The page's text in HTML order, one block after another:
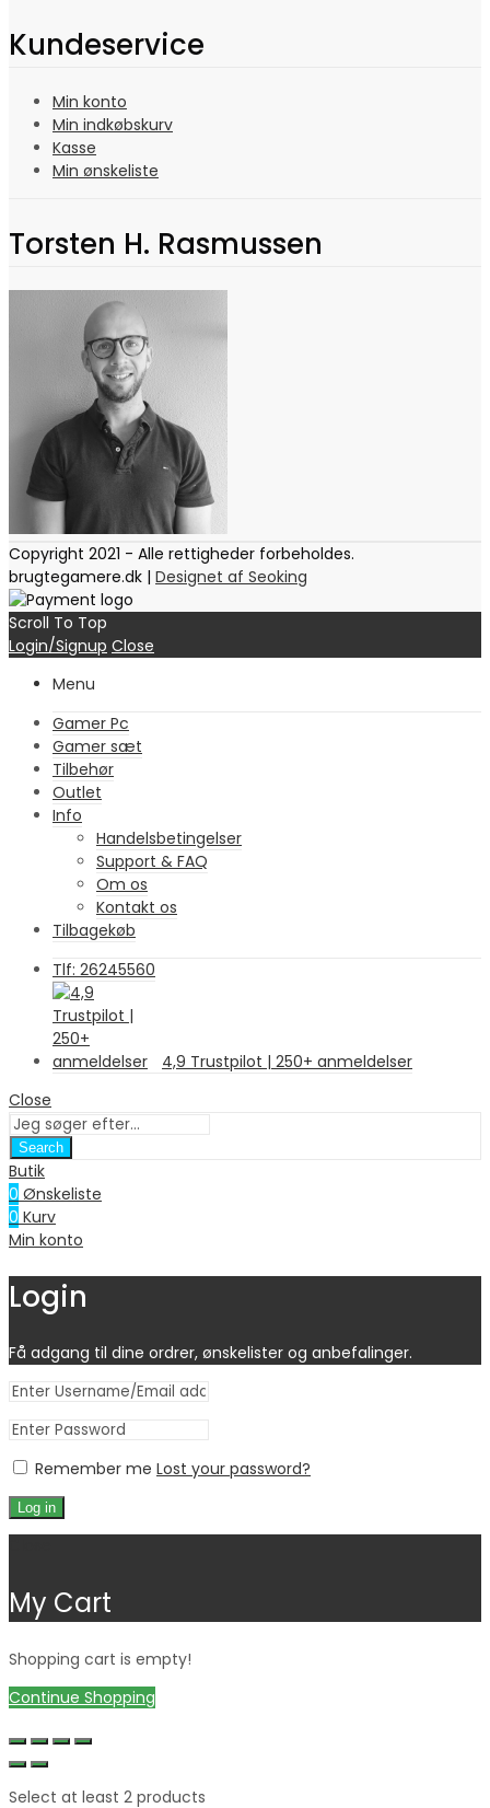
Kundeservice
Min konto
Min indkøbskurv
Kasse
Min ønskeliste
Torsten H. Rasmussen
Copyright 2021 - Alle rettigheder forbeholdes.
brugtegamere.dk | Designet af Seoking
Scroll To Top
Login/Signup Close
Menu
Gamer Pc
Gamer sæt
Tilbehør
Outlet
Info
Handelsbetingelser
Support & FAQ
Om os
Kontakt os
Tilbagekøb
Tlf: 26245560
4,9 Trustpilot | 250+ anmeldelser
Close
Search
Butik
0 Ønskeliste
0 Kurv
Min konto
Login
Få adgang til dine ordrer, ønskelister og anbefalinger.
Remember me Lost your password?
Log in
My Cart
Shopping cart is empty!
Continue Shopping
Select at least 2 products